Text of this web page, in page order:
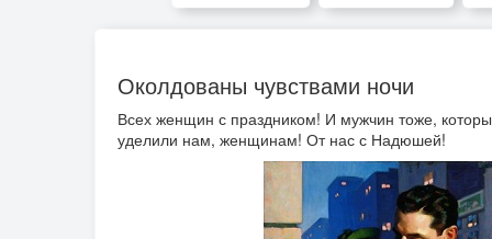
Околдованы чувствами ночи
Всех женщин с праздником! И мужчин тоже,
уделили нам, женщинам! От нас с Надюшей!